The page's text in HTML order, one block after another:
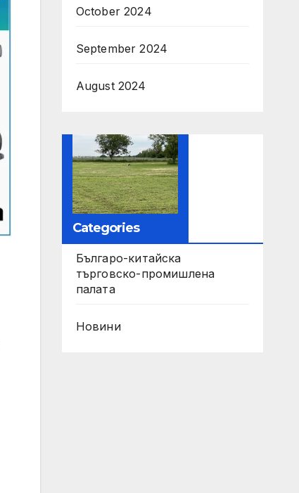
October 2024
September 2024
August 2024
Categories
Българо-китайска
търговско-промишлена
палата
Новини